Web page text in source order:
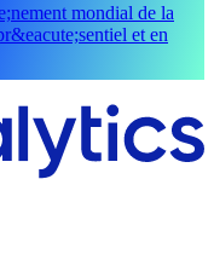
mondial de la
et en